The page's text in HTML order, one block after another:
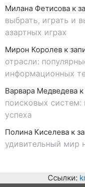
Милана Фетисова к
выбрать, играть и
азартных играх
Мирон Королев к
отрасли:
информационных
Варвара Медведева
поисковых систем:
успеха
Полина Киселева к
удивительный мир
Ссылки: